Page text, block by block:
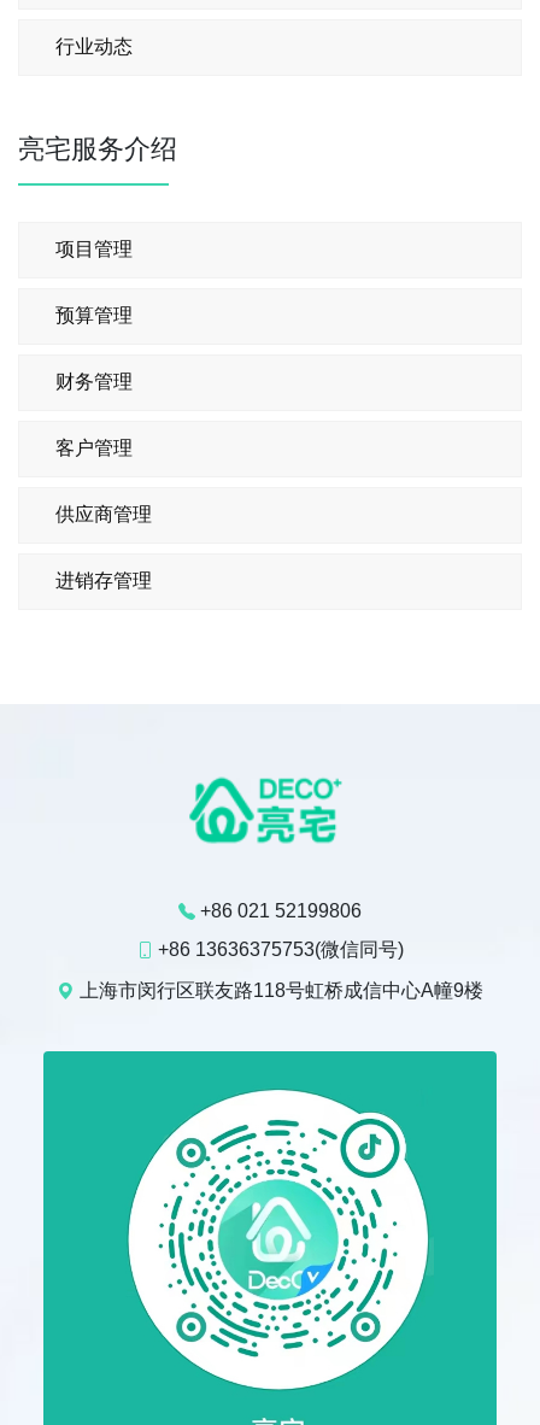
行业动态
亮宅服务介绍
项目管理
预算管理
财务管理
客户管理
供应商管理
进销存管理
+86 021 52199806
+86 13636375753(微信同号)
上海市闵行区联友路118号虹桥成信中心A幢9楼